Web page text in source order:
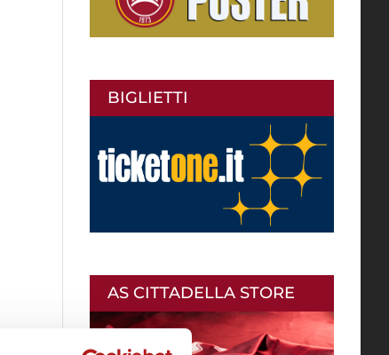
BIGLIETTI
AS CITTADELLA STORE